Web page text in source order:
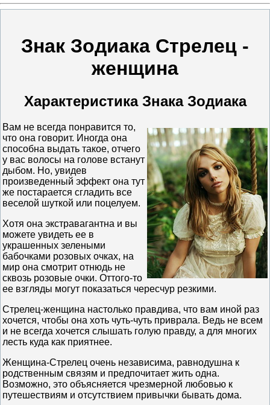
Знак Зодиака Стрелец -
женщина
Характеристика Знака Зодиака
Вам не всегда понравится то,
что она говорит. Иногда она
способна выдать такое, отчего
у вас волосы на голове встанут
дыбом. Но, увидев
произведенный эффект она тут
же постарается сгладить все
веселой шуткой или поцелуем.
Хотя она экстравагантна и вы
можете увидеть ее в
украшенных зелеными
бабочками розовых очках, на
мир она смотрит отнюдь не
сквозь розовые очки. Оттого-то
ее взгляды могут показаться чересчур резкими.
Стрелец-женщина настолько правдива, что вам иной раз
хочется, чтобы она хоть чуть-чуть приврала. Ведь не всем
и не всегда хочется слышать голую правду, а для многих
лесть куда как приятнее.
Женщина-Стрелец очень независима, равнодушна к
родственным связям и предпочитает жить одна.
Возможно, это объясняется чрезмерной любовью к
путешествиям и отсутствием привычки бывать дома.